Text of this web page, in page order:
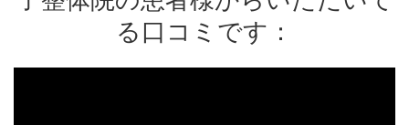
る口コミです：